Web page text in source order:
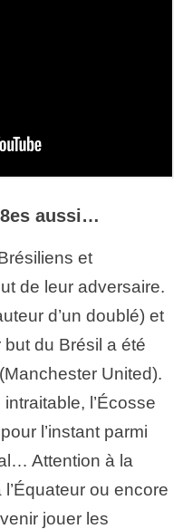
aussi…
et
de leur adversaire.
d’un doublé) et
du Brésil a été
United).
l’Écosse
l’instant parmi
Attention à la
ou encore
jouer les